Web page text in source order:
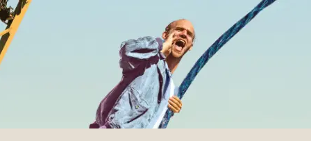
Panneau de gestion des cookies